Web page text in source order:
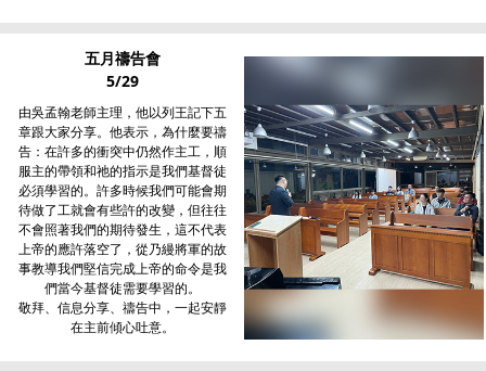
五月禱告會
5/29
由吳孟翰老師主理，他以列王記下五
章跟大家分享。他表示，為什麼要禱
告：在許多的衝突中仍然作主工，順
服主的帶領和祂的指示是我們基督徒
必須學習的。許多時候我們可能會期
待做了工就會有些許的改變，但往往
不會照著我們的期待發生，這不代表
上帝的應許落空了，從乃縵將軍的故
事教導我們堅信完成上帝的命令是我
們當今基督徒需要學習的。
敬拜、信息分享、禱告中，一起安靜
在主前傾心吐意。